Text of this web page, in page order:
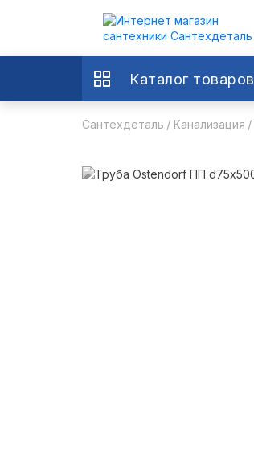
Каталог товаров
Сантехдеталь Канализация